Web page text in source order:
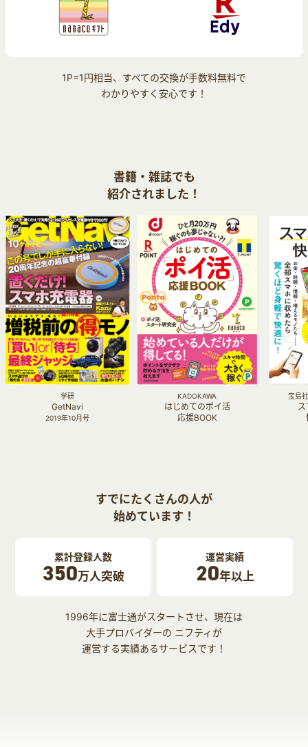
1P=1円相当、すべての交換が手数料無料で
わかりやすく安心です！
書籍・雑誌でも
紹介されました！
学研
GetNavi
2019年10月号
KADOKAWA
はじめてのポイ活
応援BOOK
宝島
すでにたくさんの人が
始めています！
累計登録人数
350万人突破
運営実績
20年以上
1996年に富士通がスタートさせ、現在は
大手プロバイダーの ニフティが
運営する実績あるサービスです！